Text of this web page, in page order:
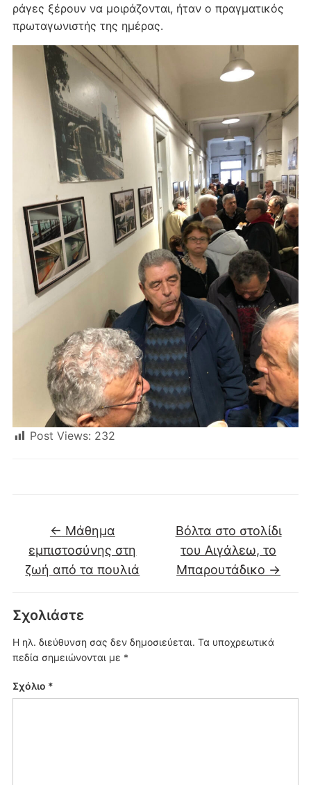
ράγες ξέρουν να μοιράζονται, ήταν ο πραγματικός
πρωταγωνιστής της ημέρας.
Post Views: 232
← Μάθημα
εμπιστοσύνης στη
ζωή από τα πουλιά
Βόλτα στο στολίδι
του Αιγάλεω, το
Μπαρουτάδικο →
Σχολιάστε
Η ηλ. διεύθυνση σας δεν δημοσιεύεται. Τα υποχρεωτικά
πεδία σημειώνονται με *
Σχόλιο *